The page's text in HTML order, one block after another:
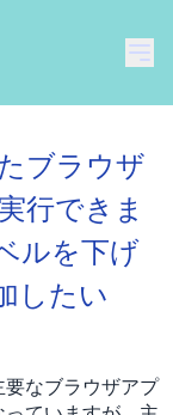
メ
ブラウザ
行できま
ルを下げ
したい
要なブラウザアプ